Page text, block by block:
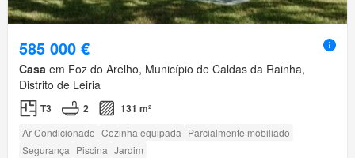
585 000 €
Casa em Foz do Arelho, Município de Caldas da Rainha,
Distrito de Leiria
T3 2 131 m²
Ar Condicionado Cozinha equipada Parcialmente mobiliado
Segurança Piscina Jardim